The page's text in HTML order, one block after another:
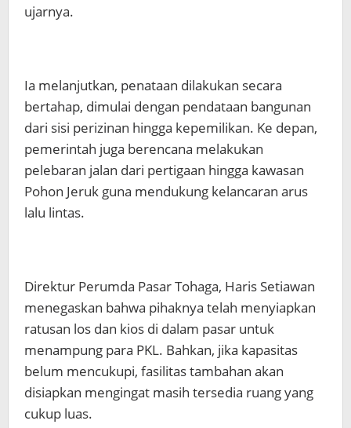
ujarnya.
Ia melanjutkan, penataan dilakukan secara
bertahap, dimulai dengan pendataan bangunan
dari sisi perizinan hingga kepemilikan. Ke depan,
pemerintah juga berencana melakukan
pelebaran jalan dari pertigaan hingga kawasan
Pohon Jeruk guna mendukung kelancaran arus
lalu lintas.
Direktur Perumda Pasar Tohaga, Haris Setiawan
menegaskan bahwa pihaknya telah menyiapkan
ratusan los dan kios di dalam pasar untuk
menampung para PKL. Bahkan, jika kapasitas
belum mencukupi, fasilitas tambahan akan
disiapkan mengingat masih tersedia ruang yang
cukup luas.